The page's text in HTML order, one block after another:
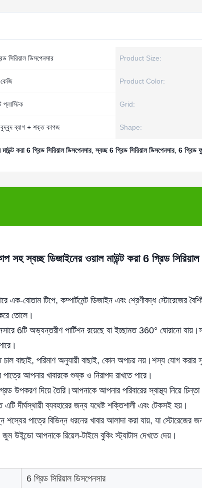
সিরিয়াল ডিসপেনসার Product Size:
Product Color:
প্লাস্টিক Grid:
বুদ্বুদ ব্যাগ + শক্ত কাগজ Shape:
করা 6 গ্রিড সিরিয়াল ডিসপেনসার ,স্বচ্ছ 6 গ্রিড সিরিয়াল ডিসপেনসার 6 গ্রিড
সহ স্বচ্ছ ডিজাইনের ওয়াল মাউন্ট করা 6 গ্রিড সিরিয়াল
এক-বোতাম টিপে, কম্পার্টমেন্ট ডিজাইন এবং শ্রেণীবদ্ধ স্টোরেজের
তোলে।
6টি অভ্যন্তরীণ পার্টিশন রয়েছে যা ইচ্ছামত 360° ঘোরানো
বাছাই, পরিমাণ অনুযায়ী বাছাই, কোন অপচয় নয়।শস্য যোগ করার
আপনার খাবারকে শুষ্ক ও নিরাপদ রাখতে পারে।
উপকরণ দিয়ে তৈরি।আপনাকে আপনার পরিবারের স্বাস্থ্য নিয়ে
এটি দীর্ঘস্থায়ী ব্যবহারের জন্য যথেষ্ট শক্তিশালী এবং টেকসই হয়।
পাত্রে বিভিন্ন ধরনের খাবার আলাদা করা যায়, যা স্টোরেজের
উইন্ডো আপনাকে রিয়েল-টাইমে বুকিং স্ট্যাটাস দেখতে দেয়।
6 গ্রিড সিরিয়াল ডিসপেনসার